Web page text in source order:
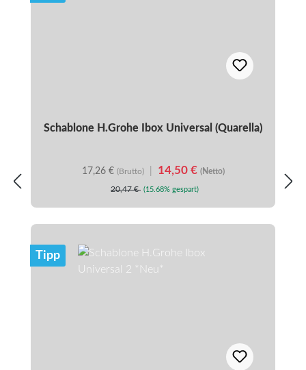
Schablone H.Grohe Ibox Universal (Quarella)
17,26 € (Brutto) 14,50 € (Netto)
20,47 € (15.68% gespart)
Tipp